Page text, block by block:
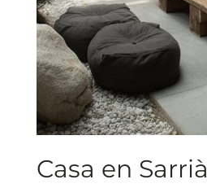
Casa en Sarrià